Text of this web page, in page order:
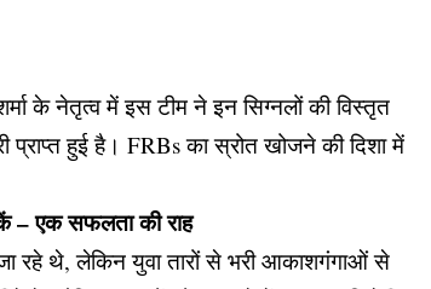
के नेतृत्व में इस टीम ने इन सिग्नलों की विस्तृत
हुई है। FRBs का स्रोत खोजने की दिशा में
– एक सफलता की राह
रहे थे, लेकिन युवा तारों से भरी आकाशगंगाओं से